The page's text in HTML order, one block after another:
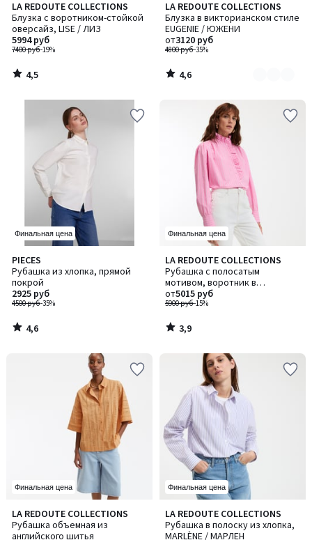
LA REDOUTE COLLECTIONS
Блузка с воротником-стойкой
оверсайз, LISE / ЛИЗ
7400 руб-19%
5994 руб
4,5
/ 5
4,5
/
LA REDOUTE COLLECTIONS
Блузка в викторианском стиле
EUGENIE / ЮЖЕНИ
4800 руб-35%
от3120 руб
4,6
/ 5
Количество
цветов:
2
4,6
/
Финальная цена
PIECES
Рубашка из хлопка, прямой
покрой
4500 руб-35%
2925 руб
4,6
/ 5
4,6
/
Финальная цена
LA REDOUTE COLLECTIONS
Рубашка с полосатым
мотивом, воротник в
викторианском стиле,
CHARLÈNE / ШАРЛЕН
5900 руб-15%
от5015 руб
3,9
/ 5
3,9
/
Финальная цена
LA REDOUTE COLLECTIONS
Рубашка объемная из
английского шитья
4,7
/ 5
Финальная цена
LA REDOUTE COLLECTIONS
Рубашка в полоску из хлопка,
MARLÈNE / МАРЛЕН
4,6
/ 5